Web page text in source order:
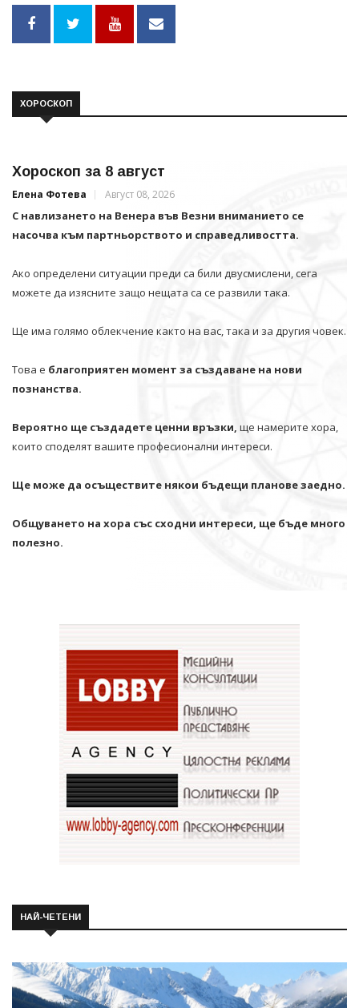
ХОРОСКОП
Хороскоп за 8 август
Елена Фотева Август 08, 2026
С навлизането на Венера във Везни вниманието се
насочва към партньорството и справедливостта.
Ако определени ситуации преди са били двусмислени, сега
можете да изясните защо нещата са се развили така.
Ще има голямо облекчение както на вас, така и за другия човек.
Това е благоприятен момент за създаване на нови
познанства.
Вероятно ще създадете ценни връзки, ще намерите хора,
които споделят вашите професионални интереси.
Ще може да осъществите някои бъдещи планове заедно.
Общуването на хора със сходни интереси, ще бъде много
полезно.
НАЙ-ЧЕТЕНИ